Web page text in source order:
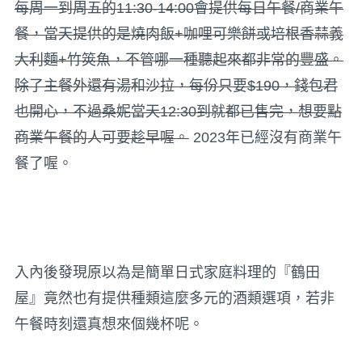
每周一到周五的11:30-14:00會提供每日午餐/商業午
餐，當天提供的是燒肉飯+咖哩可樂餅或培根香蒜義
大利麵+竹筴魚，不管哪一種聽起來都非常的豐盛。
除了主餐外還有湯和沙拉，每份只要$190，錢包君
也開心，不過桑妮當天12:30到就都已售完，想要點
商業午餐的人可要趁早喔。2023年已經沒有商業午
餐了喔。
入內後發現原以為是簡單日式家庭料理的『鶴田
屋』竟然也有提供種類這麼多元的酒類選項，若非
午餐時刻還真想來個幾杯呢。